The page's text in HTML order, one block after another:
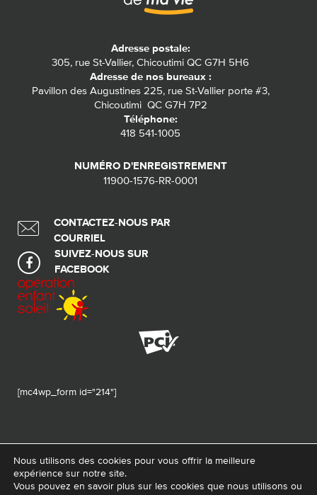
Adresse postale:
305, rue St-Vallier, Chicoutimi QC G7H 5H6
Adresse de nos bureaux :
Pavillon des Augustines 225, rue St-Vallier porte #3,
Chicoutimi QC G7H 7P2
Téléphone:
418 541-1005
NUMÉRO D'ENREGISTREMENT
11900-1576-RR-0001
CONTACTEZ-NOUS PAR
COURRIEL
SUIVEZ-NOUS SUR
FACEBOOK
[mc4wp_form id="214"]
© 2026 Tous droits réservés - Fondation de ma vie – Pour la santé de la
Nous utilisons des cookies pour vous offrir la meilleure
expérience sur notre site.
Vous pouvez en savoir plus sur les cookies que nous utilisons ou